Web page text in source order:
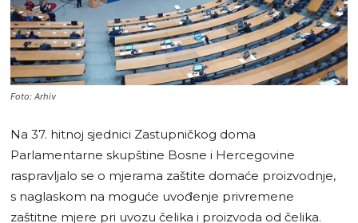
Foto: Arhiv
Na 37. hitnoj sjednici Zastupničkog doma
Parlamentarne skupštine Bosne i Hercegovine
raspravljalo se o mjerama zaštite domaće proizvodnje,
s naglaskom na moguće uvođenje privremene
zaštitne mjere pri uvozu čelika i proizvoda od čelika.